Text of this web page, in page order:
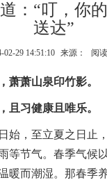
：“叮，你
送达”
02-29 14:51:10 来源： 阅
萧萧山泉印竹影。
且习健康且唯乐。
始，至立夏之日止
等节气。春季气候
暖而潮湿。那春季